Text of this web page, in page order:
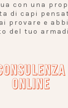
con una
di capi
provare e
del tuo
ONLINE